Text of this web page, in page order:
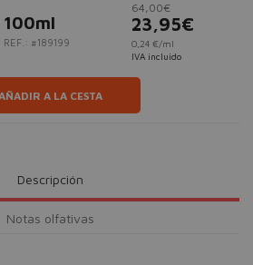
100ml
REF.: #189199
64,00€
23,95€
0,24 €/ml
IVA incluido
A LA CESTA
Descripción
Notas olfativas